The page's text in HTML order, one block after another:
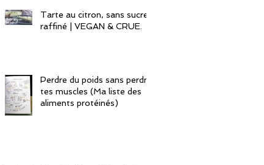
Tarte au citron, sans sucre
raffiné | VEGAN & CRUE.
Perdre du poids sans perdre
tes muscles (Ma liste des
aliments protéinés)